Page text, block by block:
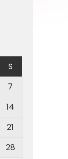
S
7
14
21
28